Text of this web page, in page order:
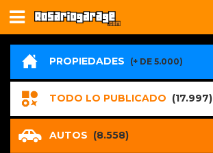
PROPIEDADES (+ DE 5.000)
TODO LO PUBLICADO (17.997)
AUTOS (8.558)